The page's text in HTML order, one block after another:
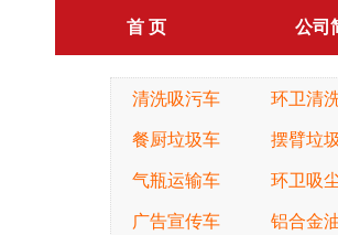
首 页 公司
清洗吸污车 环卫清
餐厨垃圾车 摆臂垃
气瓶运输车 环卫吸
广告宣传车 铝合金